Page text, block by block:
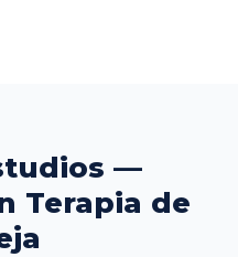
—
Terapia de